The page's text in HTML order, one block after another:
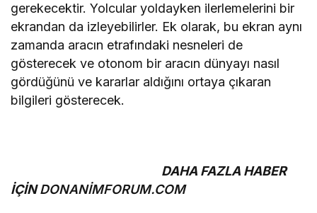
gerekecektir. Yolcular yoldayken ilerlemelerini bir
ekrandan da izleyebilirler. Ek olarak, bu ekran aynı
zamanda aracın etrafındaki nesneleri de
gösterecek ve otonom bir aracın dünyayı nasıl
gördüğünü ve kararlar aldığını ortaya çıkaran
bilgileri gösterecek.
DAHA FAZLA HABER
İÇİNDONANİMFORUM.COM